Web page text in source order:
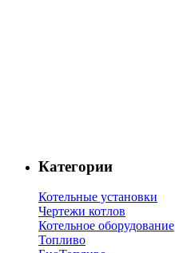
Категории
Котельные установки
Чертежи котлов
Котельное оборудование
Топливо